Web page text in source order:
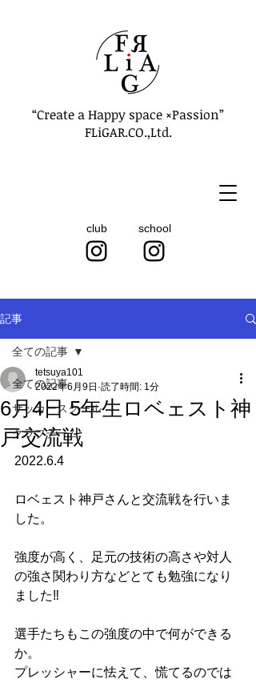
“Create a Happy space ×Passion”
FLiGAR.CO.,Ltd.
school
club
記事
全ての記事
サッカースクール
クラブチーム
全ての記事
6月4日 5年生ロベェスト神
戸交流戦
tetsuya101
2022年6月9日 読了時間: 1分
2022.6.4
ロベェスト神戸さんと交流戦を行いま
した。
強度が高く、足元の技術の高さや対人
の強さ関わり方などとても勉強になり
ました‼︎
選手たちもこの強度の中で何ができる
か。
プレッシャーに怯えて、慌てるのでは